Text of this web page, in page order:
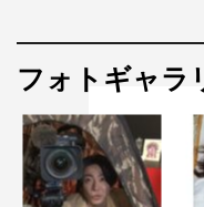
フォトギャラ